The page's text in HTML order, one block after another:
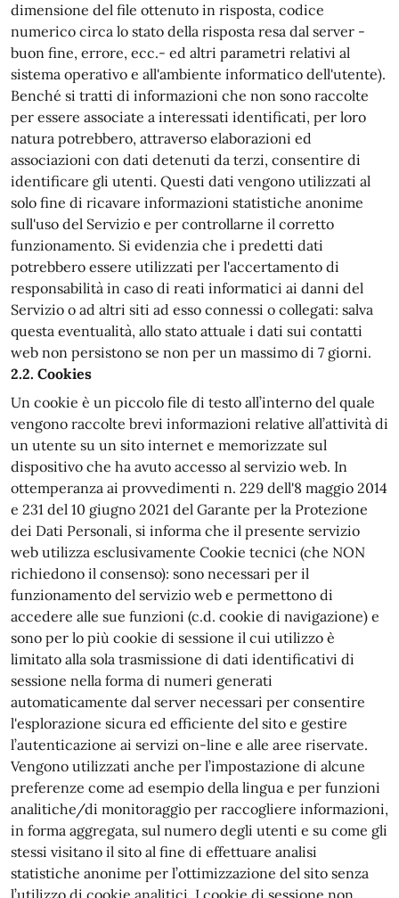
dimensione del file ottenuto in risposta, codice
numerico circa lo stato della risposta resa dal server -
buon fine, errore, ecc.- ed altri parametri relativi al
sistema operativo e all'ambiente informatico dell'utente).
Benché si tratti di informazioni che non sono raccolte
per essere associate a interessati identificati, per loro
natura potrebbero, attraverso elaborazioni ed
associazioni con dati detenuti da terzi, consentire di
identificare gli utenti. Questi dati vengono utilizzati al
solo fine di ricavare informazioni statistiche anonime
sull'uso del Servizio e per controllarne il corretto
funzionamento. Si evidenzia che i predetti dati
potrebbero essere utilizzati per l'accertamento di
responsabilità in caso di reati informatici ai danni del
Servizio o ad altri siti ad esso connessi o collegati: salva
questa eventualità, allo stato attuale i dati sui contatti
web non persistono se non per un massimo di 7 giorni.
2.2. Cookies
Un cookie è un piccolo file di testo all’interno del quale
vengono raccolte brevi informazioni relative all’attività di
un utente su un sito internet e memorizzate sul
dispositivo che ha avuto accesso al servizio web. In
ottemperanza ai provvedimenti n. 229 dell'8 maggio 2014
e 231 del 10 giugno 2021 del Garante per la Protezione
dei Dati Personali, si informa che il presente servizio
web utilizza esclusivamente Cookie tecnici (che NON
richiedono il consenso): sono necessari per il
funzionamento del servizio web e permettono di
accedere alle sue funzioni (c.d. cookie di navigazione) e
sono per lo più cookie di sessione il cui utilizzo è
limitato alla sola trasmissione di dati identificativi di
sessione nella forma di numeri generati
automaticamente dal server necessari per consentire
l'esplorazione sicura ed efficiente del sito e gestire
l’autenticazione ai servizi on-line e alle aree riservate.
Vengono utilizzati anche per l’impostazione di alcune
preferenze come ad esempio della lingua e per funzioni
analitiche/di monitoraggio per raccogliere informazioni,
in forma aggregata, sul numero degli utenti e su come gli
stessi visitano il sito al fine di effettuare analisi
statistiche anonime per l’ottimizzazione del sito senza
l’utilizzo di cookie analitici. I cookie di sessione non